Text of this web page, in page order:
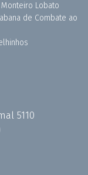
Lobato
de Combate ao
5110